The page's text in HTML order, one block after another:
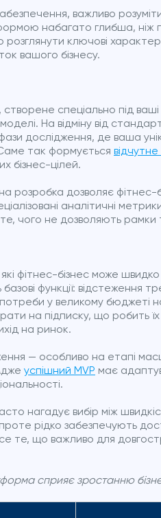
важливо
набагато глибша, ніж
ключові
вашого бізнесу.
спеціально під
На відміну від
дослідження, де ваша
так формується відчутне
бізнес-цілей.
розробка дозволяє фітнес-
аналітичні
чого не дозволяють рамки
фітнес-бізнес може
функції: відстеження
у великому бюджеті
на підписку, що робить
на ринок.
— особливо на етапі
успішний MVP має
нагадує вибір між
рідко забезпечують
те, що важливо для
сприяє зростанню